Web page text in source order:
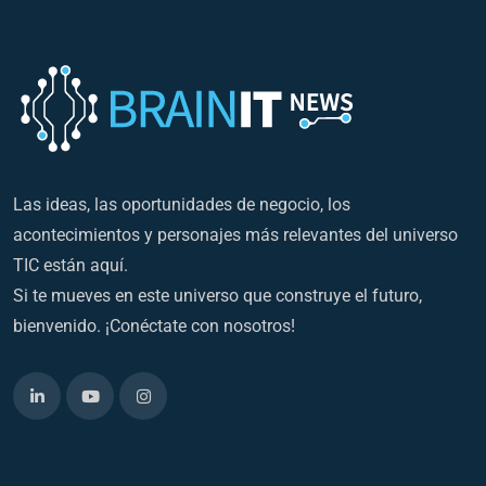
Las ideas, las oportunidades de negocio, los
acontecimientos y personajes más relevantes del universo
TIC están aquí.
Si te mueves en este universo que construye el futuro,
bienvenido. ¡Conéctate con nosotros!